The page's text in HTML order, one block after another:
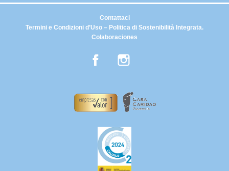
Termini e Condizioni d’Uso – Politica di Sostenibilità Integrata.
Colaboraciones
Contattaci
Facebook